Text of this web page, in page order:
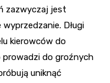
zazwyczaj jest
Długi
kierowców do
do groźnych
uniknąć